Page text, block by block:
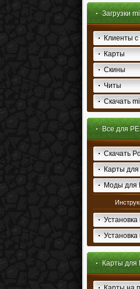
Загрузки
Клиенты
Карты
Скины
Читы
Скачать
Все для PE
Скачать
Карты для
Моды для
Установка
Карты для